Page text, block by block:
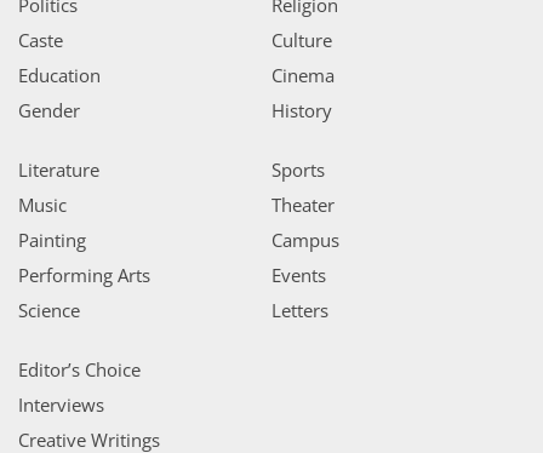
Caste
Education
Gender
Culture
Cinema
History
Literature
Music
Painting
Performing Arts
Science
Sports
Theater
Campus
Events
Letters
Editor’s Choice
Interviews
Creative Writings